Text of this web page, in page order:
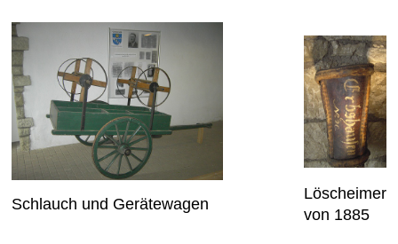
Schlauch und Gerätewagen
Löscheimer
von 1885